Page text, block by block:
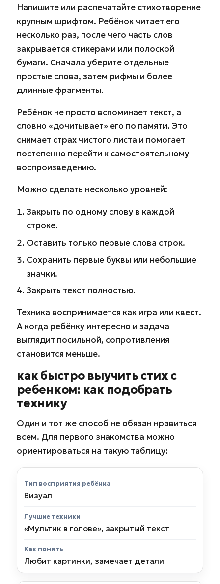
Напишите или распечатайте стихотворение
крупным шрифтом. Ребёнок читает его
несколько раз, после чего часть слов
закрывается стикерами или полоской
бумаги. Сначала уберите отдельные
простые слова, затем рифмы и более
длинные фрагменты.
Ребёнок не просто вспоминает текст, а
словно «дочитывает» его по памяти. Это
снимает страх чистого листа и помогает
постепенно перейти к самостоятельному
воспроизведению.
Можно сделать несколько уровней:
Закрыть по одному слову в каждой
строке.
Оставить только первые слова строк.
Сохранить первые буквы или небольшие
значки.
Закрыть текст полностью.
Техника воспринимается как игра или квест.
А когда ребёнку интересно и задача
выглядит посильной, сопротивления
становится меньше.
как быстро выучить стих с
ребенком: как подобрать
технику
Один и тот же способ не обязан нравиться
всем. Для первого знакомства можно
ориентироваться на такую таблицу:
Тип восприятия ребёнка
Визуал
«Мультик в голове», закрытый текст
Любит картинки, замечает детали